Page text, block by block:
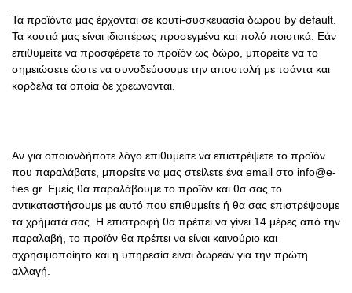
Τα προϊόντα μας έρχονται σε κουτί-συσκευασία δώρου by default.
Τα κουτιά μας είναι ιδιαιτέρως προσεγμένα και πολύ ποιοτικά. Εάν
επιθυμείτε να προσφέρετε το προϊόν ως δώρο, μπορείτε να το
σημειώσετε ώστε να συνοδεύσουμε την αποστολή με τσάντα και
κορδέλα τα οποία δε χρεώνονται.
Αν για οποιονδήποτε λόγο επιθυμείτε να επιστρέψετε το προϊόν
που παραλάβατε, μπορείτε να μας στείλετε ένα email στο info@e-
ties.gr. Εμείς θα παραλάβουμε το προϊόν και θα σας το
αντικαταστήσουμε με αυτό που επιθυμείτε ή θα σας επιστρέψουμε
τα χρήματά σας. Η επιστροφή θα πρέπει να γίνει 14 μέρες από την
παραλαβή, το προϊόν θα πρέπει να είναι καινούριο και
αχρησιμοποίητο και η υπηρεσία είναι δωρεάν για την πρώτη
αλλαγή.